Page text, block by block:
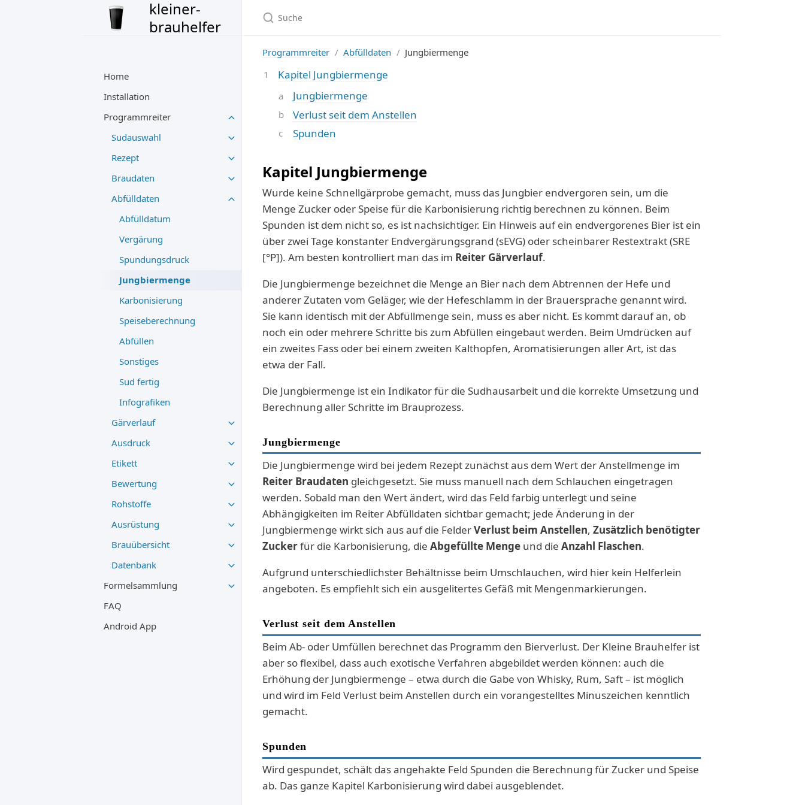
kleiner-
brauhelfer
Home
Installation
Programmreiter
Sudauswahl
Rezept
Braudaten
Abfülldaten
Abfülldatum
Vergärung
Spundungsdruck
Jungbiermenge
Karbonisierung
Speiseberechnung
Abfüllen
Sonstiges
Sud fertig
Infografiken
Gärverlauf
Ausdruck
Etikett
Bewertung
Rohstoffe
Ausrüstung
Brauübersicht
Datenbank
Formelsammlung
FAQ
Android App
Programmreiter Abfülldaten Jungbiermenge
Kapitel Jungbiermenge
Jungbiermenge
Verlust seit dem Anstellen
Spunden
Kapitel Jungbiermenge
Wurde keine Schnellgärprobe gemacht, muss das Jungbier endvergoren sein, um die
Menge Zucker oder Speise für die Karbonisierung richtig berechnen zu können. Beim
Spunden ist dem nicht so, es ist nachsichtiger. Ein Hinweis auf ein endvergorenes Bier ist ein
über zwei Tage konstanter Endvergärungsgrand (sEVG) oder scheinbarer Restextrakt (SRE
[°P]). Am besten kontrolliert man das im Reiter Gärverlauf.
Die Jungbiermenge bezeichnet die Menge an Bier nach dem Abtrennen der Hefe und
anderer Zutaten vom Geläger, wie der Hefeschlamm in der Brauersprache genannt wird.
Sie kann identisch mit der Abfüllmenge sein, muss es aber nicht. Es kommt darauf an, ob
noch ein oder mehrere Schritte bis zum Abfüllen eingebaut werden. Beim Umdrücken auf
ein zweites Fass oder bei einem zweiten Kalthopfen, Aromatisierungen aller Art, ist das
etwa der Fall.
Die Jungbiermenge ist ein Indikator für die Sudhausarbeit und die korrekte Umsetzung und
Berechnung aller Schritte im Brauprozess.
Jungbiermenge
Die Jungbiermenge wird bei jedem Rezept zunächst aus dem Wert der Anstellmenge im
Reiter Braudaten gleichgesetzt. Sie muss manuell nach dem Schlauchen eingetragen
werden. Sobald man den Wert ändert, wird das Feld farbig unterlegt und seine
Abhängigkeiten im Reiter Abfülldaten sichtbar gemacht; jede Änderung in der
Jungbiermenge wirkt sich aus auf die FelderVerlust beim Anstellen, Zusätzlich benötigter
Zuckerfür die Karbonisierung, die Abgefüllte Menge und die Anzahl Flaschen.
Aufgrund unterschiedlichster Behältnisse beim Umschlauchen, wird hier kein Helferlein
angeboten. Es empfiehlt sich ein ausgelitertes Gefäß mit Mengenmarkierungen.
Verlust seit dem Anstellen
Beim Ab- oder Umfüllen berechnet das Programm den Bierverlust. Der Kleine Brauhelfer ist
aber so flexibel, dass auch exotische Verfahren abgebildet werden können: auch die
Erhöhung der Jungbiermenge – etwa durch die Gabe von Whisky, Rum, Saft – ist möglich
und wird im Feld Verlust beim Anstellen durch ein vorangestelltes Minuszeichen kenntlich
gemacht.
Spunden
Wird gespundet, schält das angehakte Feld Spunden die Berechnung für Zucker und Speise
ab. Das ganze Kapitel Karbonisierung wird dabei ausgeblendet.